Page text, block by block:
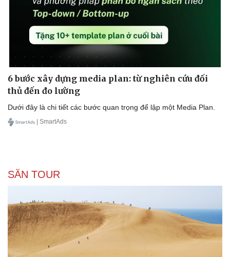
6 bước xây dựng media plan: từ nghiên cứu đối
thủ đến đo lường
Dưới đây là chi tiết các bước quan trọng để lập một Media Plan.
| SmartAds
SĂN TOUR